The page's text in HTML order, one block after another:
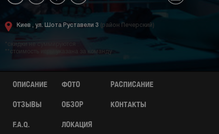
Киев , ул. Шота Руставели 3 (район Печерский)
*скидки не суммируются
**стоимость игры указана за команду
ОПИСАНИЕ ФОТО РАСПИСАНИЕ
ОТЗЫВЫ ОБЗОР КОНТАКТЫ
F.A.Q. ЛОКАЦИЯ